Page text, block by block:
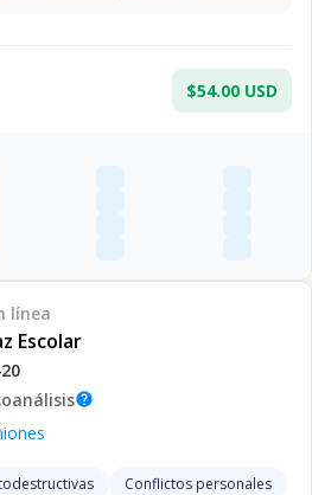
$54.00 USD
línea
Escolar
help
Conflictos personales